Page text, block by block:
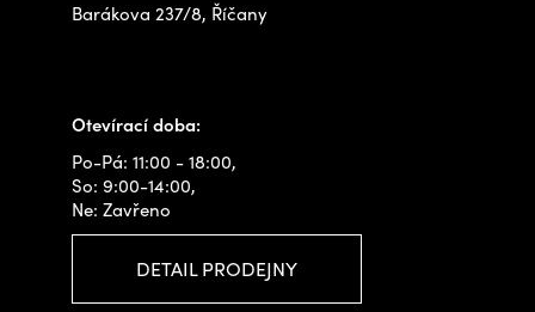
Barákova 237/8, Říčany
Otevírací doba:
Po-Pá: 11:00 - 18:00,
So: 9:00-14:00,
Ne: Zavřeno
DETAIL PRODEJNY